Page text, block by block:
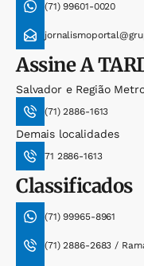
(71) 99601-0020
AssineA
Salvador e Região
(71) 2886-1613
Demais localidades
71 2886-1613
Classificados
(71) 99965-8961
(71) 2886-2683 /